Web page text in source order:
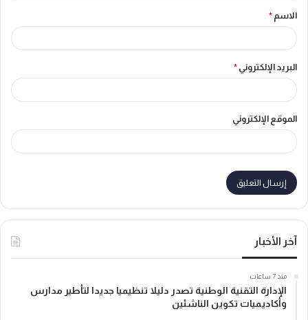
*
الاسم *
البريد الإلكتروني *
الموقع الإلكتروني
آخر الأخبار
منذ 7 ساعات
الإدارة التقنية الوطنية تصدر دليلا تنظيميا جديدا لتأطير مدارس
وأكاديميات تكوين الناشئين